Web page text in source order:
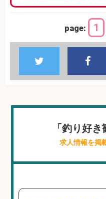
page: 1
「釣り好
求人情報を掲